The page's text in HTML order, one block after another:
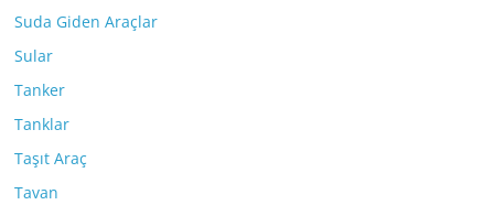
Suda Giden Araçlar
Sular
Tanker
Tanklar
Taşıt Araç
Tavan